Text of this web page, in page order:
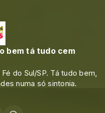
bem tá tudo cem
do Sul/SP. Tá tudo bem,
numa só sintonia.